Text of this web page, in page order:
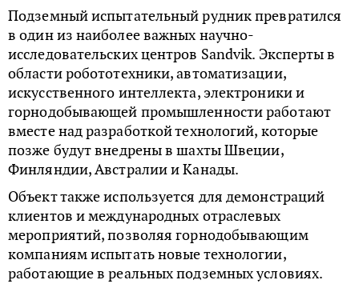
Подземный испытательный рудник превратился
в один из наиболее важных научно-
исследовательских центров Sandvik. Эксперты в
области робототехники, автоматизации,
искусственного интеллекта, электроники и
горнодобывающей промышленности работают
вместе над разработкой технологий, которые
позже будут внедрены в шахты Швеции,
Финляндии, Австралии и Канады.
Объект также используется для демонстраций
клиентов и международных отраслевых
мероприятий, позволяя горнодобывающим
компаниям испытать новые технологии,
работающие в реальных подземных условиях.